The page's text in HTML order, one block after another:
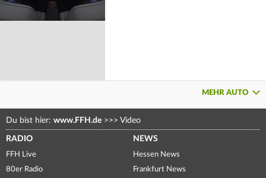
MEHR AUTO
Du bist hier: www.FFH.de >>> Video
RADIO
FFH Live
80er Radio
NEWS
Hessen News
Frankfurt News